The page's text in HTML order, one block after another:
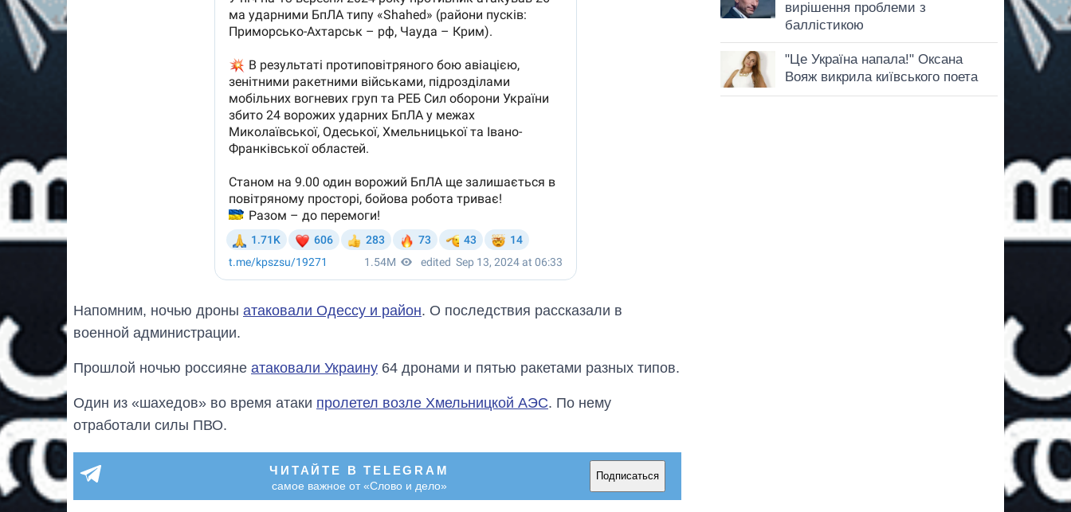
Напомним, ночью дроны атаковали Одессу и район. О последствия рассказали в
военной администрации.
Прошлой ночью россияне атаковали Украину 64 дронами и пятью ракетами разных типов.
Один из «шахедов» во время атаки пролетел возле Хмельницкой АЭС. По нему
отработали силы ПВО.
ЧИТАЙТЕ В TELEGRAM
самое важное от «Слово и дело»
Подписаться